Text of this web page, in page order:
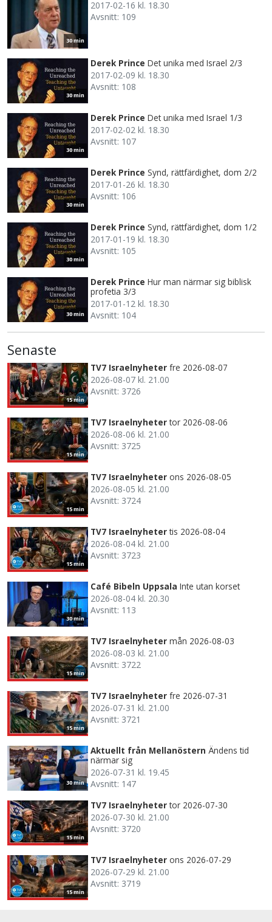
30 min
2017-02-16 kl. 18.30
Avsnitt: 109
30 min
Derek Prince Det unika med Israel 2/3
2017-02-09 kl. 18.30
Avsnitt: 108
30 min
Derek Prince Det unika med Israel 1/3
2017-02-02 kl. 18.30
Avsnitt: 107
30 min
Derek Prince Synd, rättfärdighet, dom 2/2
2017-01-26 kl. 18.30
Avsnitt: 106
30 min
Derek Prince Synd, rättfärdighet, dom 1/2
2017-01-19 kl. 18.30
Avsnitt: 105
30 min
Derek Prince Hur man närmar sig biblisk
profetia 3/3
2017-01-12 kl. 18.30
Avsnitt: 104
Senaste
15 min
TV7 Israelnyheter fre 2026-08-07
2026-08-07 kl. 21.00
Avsnitt: 3726
15 min
TV7 Israelnyheter tor 2026-08-06
2026-08-06 kl. 21.00
Avsnitt: 3725
15 min
TV7 Israelnyheter ons 2026-08-05
2026-08-05 kl. 21.00
Avsnitt: 3724
15 min
TV7 Israelnyheter tis 2026-08-04
2026-08-04 kl. 21.00
Avsnitt: 3723
30 min
Café Bibeln Uppsala Inte utan korset
2026-08-04 kl. 20.30
Avsnitt: 113
15 min
TV7 Israelnyheter mån 2026-08-03
2026-08-03 kl. 21.00
Avsnitt: 3722
15 min
TV7 Israelnyheter fre 2026-07-31
2026-07-31 kl. 21.00
Avsnitt: 3721
30 min
Aktuellt från Mellanöstern Ändens tid
närmar sig
2026-07-31 kl. 19.45
Avsnitt: 147
15 min
TV7 Israelnyheter tor 2026-07-30
2026-07-30 kl. 21.00
Avsnitt: 3720
15 min
TV7 Israelnyheter ons 2026-07-29
2026-07-29 kl. 21.00
Avsnitt: 3719